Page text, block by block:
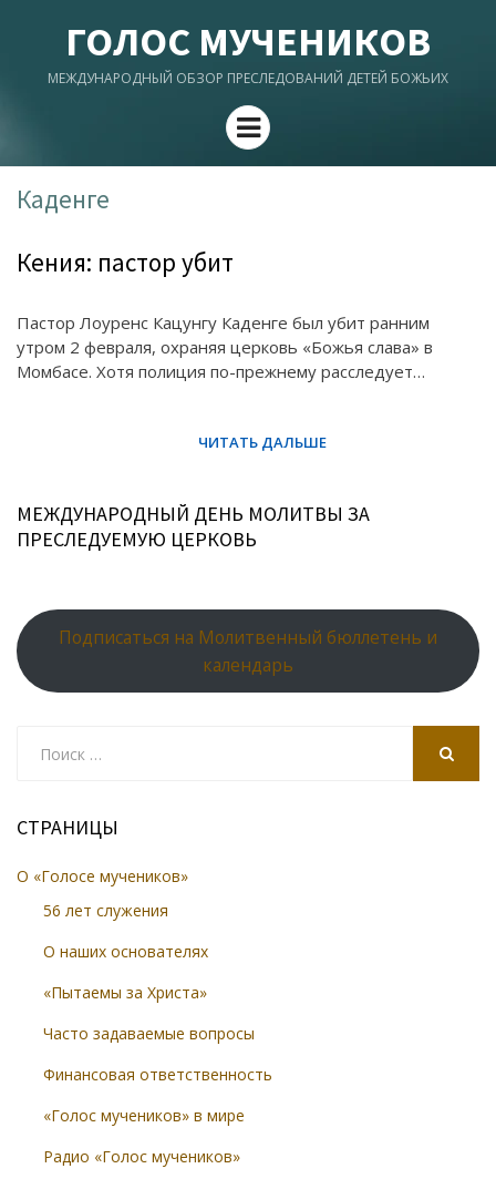
ГОЛОС МУЧЕНИКОВ
МЕЖДУНАРОДНЫЙ ОБЗОР ПРЕСЛЕДОВАНИЙ ДЕТЕЙ БОЖЬИХ
Menu
Каденге
Кения: пастор убит
Пастор Лоуренс Кацунгу Каденге был убит ранним
утром 2 февраля, охраняя церковь «Божья слава» в
Момбасе. Хотя полиция по-прежнему расследует…
МЕЖДУНАРОДНЫЙ ДЕНЬ МОЛИТВЫ ЗА
ПРЕСЛЕДУЕМУЮ ЦЕРКОВЬ
Подписаться на Молитвенный бюллетень и
календарь
СТРАНИЦЫ
О «Голосе мучеников»
56 лет служения
О наших основателях
«Пытаемы за Христа»
Часто задаваемые вопросы
Финансовая ответственность
«Голос мучеников» в мире
Радио «Голос мучеников»